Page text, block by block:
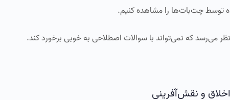
توسط چت‌بات‌ها را مشاهده کنیم.